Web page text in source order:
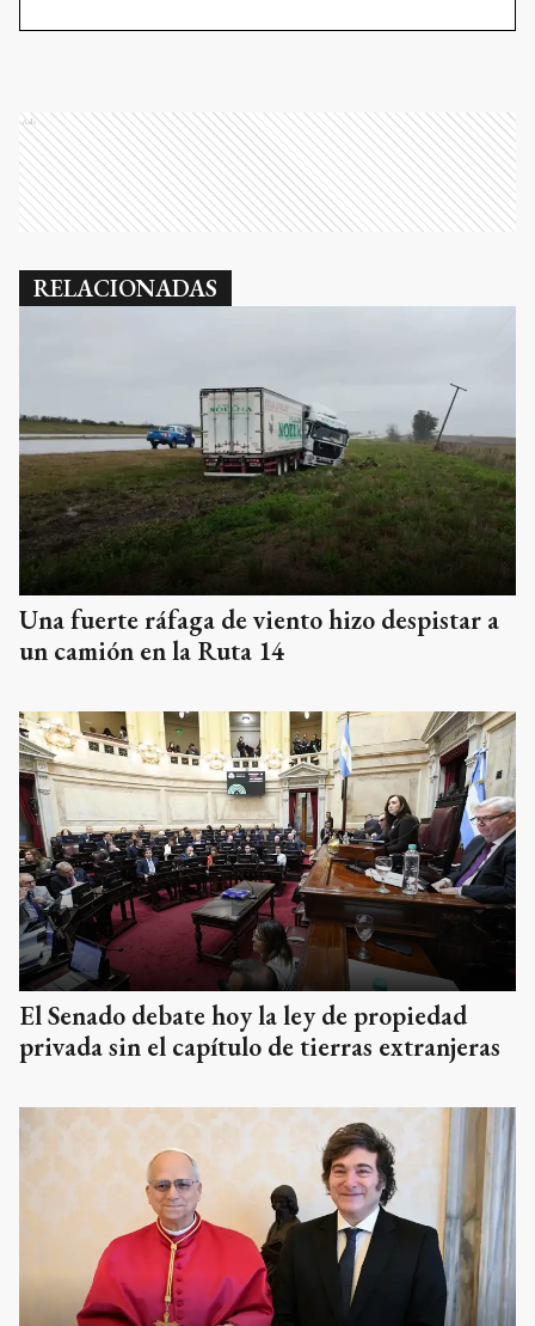
Ads
RELACIONADAS
Una fuerte ráfaga de viento hizo despistar a
un camión en la Ruta 14
El Senado debate hoy la ley de propiedad
privada sin el capítulo de tierras extranjeras